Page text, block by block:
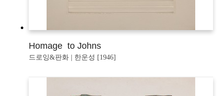
Homage to Johns
드로잉&판화 | 한운성 [1946]